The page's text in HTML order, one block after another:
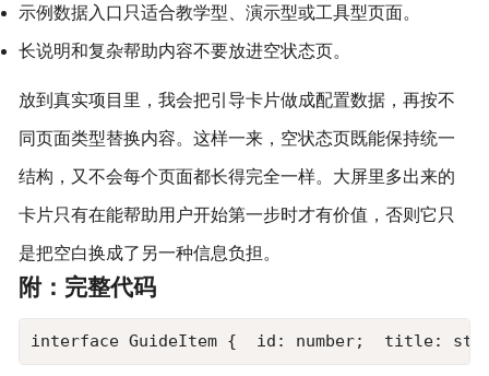
示例数据入口只适合教学型、演示型或工具型页面。
长说明和复杂帮助内容不要放进空状态页。
放到真实项目里，我会把引导卡片做成配置数据，再按不
同页面类型替换内容。这样一来，空状态页既能保持统一
结构，又不会每个页面都长得完全一样。大屏里多出来的
卡片只有在能帮助用户开始第一步时才有价值，否则它只
是把空白换成了另一种信息负担。
附：完整代码
interface GuideItem {  id: number;  title: